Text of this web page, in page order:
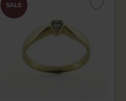
SALE